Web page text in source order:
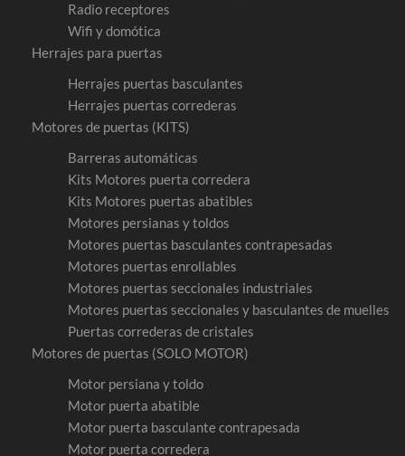
Radio receptores
Wifi y domótica
Herrajes para puertas
Herrajes puertas basculantes
Herrajes puertas correderas
Motores de puertas (KITS)
Barreras automáticas
Kits Motores puerta corredera
Kits Motores puertas abatibles
Motores persianas y toldos
Motores puertas basculantes contrapesadas
Motores puertas enrollables
Motores puertas seccionales industriales
Motores puertas seccionales y basculantes de muelles
Puertas correderas de cristales
Motores de puertas (SOLO MOTOR)
Motor persiana y toldo
Motor puerta abatible
Motor puerta basculante contrapesada
Motor puerta corredera